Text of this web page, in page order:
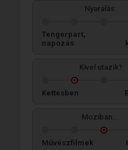
Nyaralás:
Tengerpart,
napozás
Kivel utazik?
Kettesben
Moziban...
Művészfilmek